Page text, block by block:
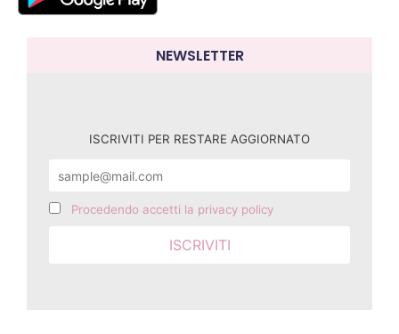
NEWSLETTER
ISCRIVITI PER RESTARE AGGIORNATO
Procedendo accetti la privacy policy